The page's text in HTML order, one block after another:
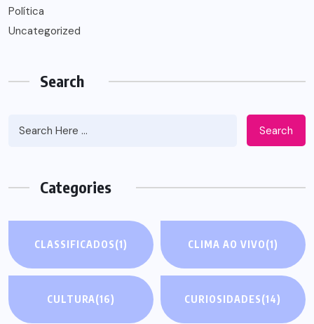
Política
Uncategorized
Search
Search
Categories
CLASSIFICADOS(1) CLIMA AO VIVO(1)
CULTURA(16) CURIOSIDADES(14)